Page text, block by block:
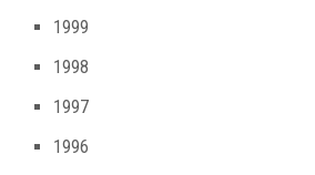
1999
1998
1997
1996